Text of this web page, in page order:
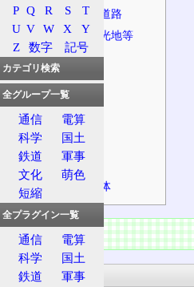
併走する主な道路
沿道施設、観光地等
道の駅
主な橋
主なトンネル
主な峠
主な踏切
並行する鉄道
経由する自治体
概要
起点・終点
P Q R S
T
U V W X
Y
Z
数字 記号
カテゴリ検索
全グループ一覧
通信
電算
科学
国土
鉄道
軍事
文化
萌色
短縮
全プラグイン一覧
通信
電算
科学
国土
鉄道
軍事